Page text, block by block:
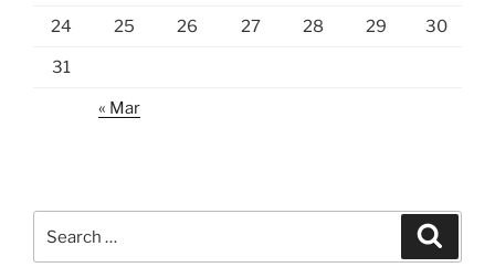
24 25 26 27 28 29 30
31
« Mar
for: